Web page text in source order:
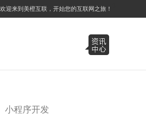
欢迎来到美橙互联，开始您的互联网之旅！
小程序开发